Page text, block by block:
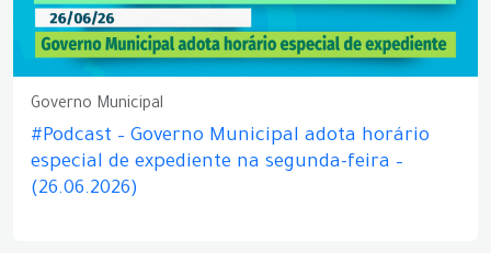
Governo Municipal
#Podcast – Governo Municipal adota horário
especial de expediente na segunda-feira –
(26.06.2026)